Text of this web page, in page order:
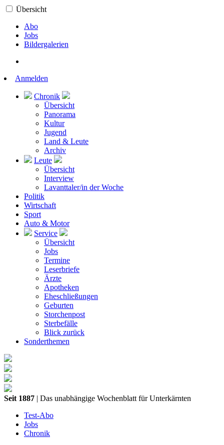
Übersicht
Abo
Jobs
Bildergalerien
Anmelden
Chronik
Übersicht
Panorama
Kultur
Jugend
Land & Leute
Archiv
Leute
Übersicht
Interview
Lavanttaler/in der Woche
Politik
Wirtschaft
Sport
Auto & Motor
Service
Übersicht
Jobs
Termine
Leserbriefe
Ärzte
Apotheken
Eheschließungen
Geburten
Storchenpost
Sterbefälle
Blick zurück
Sonderthemen
Seit 1887 | Das unabhängige Wochenblatt für Unterkärnten
Test-Abo
Jobs
Chronik